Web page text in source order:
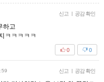
신고 | 공감 확인
하고
ㅋㅋㅋㅋㅋ
0
0
신고 | 공감 확인